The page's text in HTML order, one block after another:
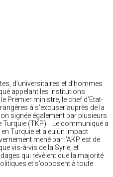
d’universitaires et d’hommes
appelant les institutions
Premier ministre, le chef d’Etat-
à s’excuser auprès de la
signée également par plusieurs
(TKP). Le communiqué a
Turquie et a eu un impact
mené par l’AKP est de
vis-à-vis de la Syrie, et
qui révèlent que la majorité
et s’opposent à toute